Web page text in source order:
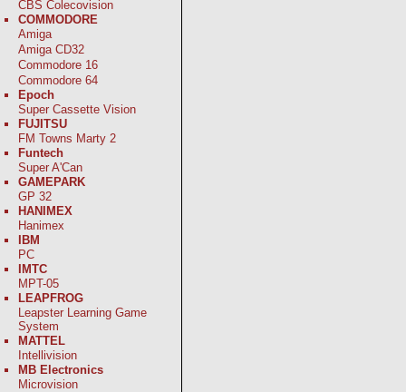
CBS Colecovision
COMMODORE
Amiga
Amiga CD32
Commodore 16
Commodore 64
Epoch
Super Cassette Vision
FUJITSU
FM Towns Marty 2
Funtech
Super A'Can
GAMEPARK
GP 32
HANIMEX
Hanimex
IBM
PC
IMTC
MPT-05
LEAPFROG
Leapster Learning Game
System
MATTEL
Intellivision
MB Electronics
Microvision